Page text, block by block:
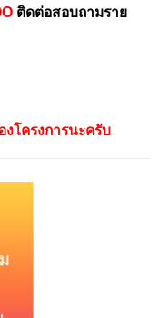
ติดต่อสอบถามราย
งโครงการนะครับ